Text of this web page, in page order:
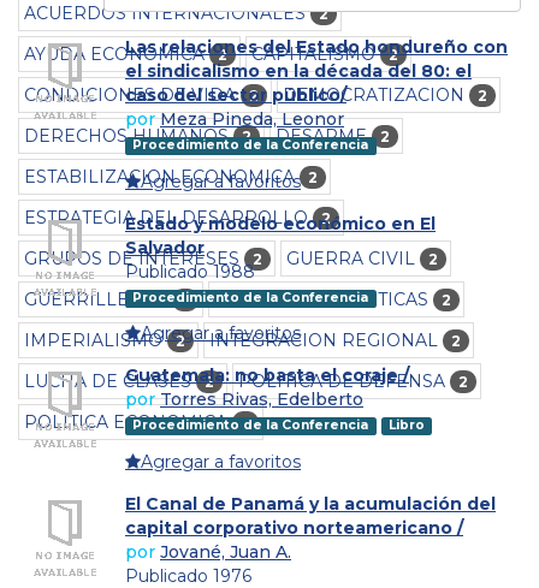
ACUERDOS INTERNACIONALES 2
AYUDA ECONOMICA 2 CAPITALISMO 2
CONDICIONES DE VIDA 2 DEMOCRATIZACION 2
DERECHOS HUMANOS 2 DESARME 2
ESTABILIZACION ECONOMICA 2
ESTRATEGIA DEL DESARROLLO 2
GRUPOS DE INTERESES 2 GUERRA CIVIL 2
GUERRILLEROS 2 IDEOLOGIAS POLITICAS 2
IMPERIALISMO 2 INTEGRACION REGIONAL 2
LUCHA DE CLASES 2 POLITICA DE DEFENSA 2
POLITICA ECONOMICA 2
Las relaciones del Estado hondureño con
el sindicalismo en la década del 80: el
caso del sector público/
porMeza Pineda, Leonor
Procedimiento de la Conferencia
Agregar a favoritos
Estado y modelo económico en El
Salvador
Publicado 1988
Procedimiento de la Conferencia
Agregar a favoritos
Guatemala: no basta el coraje /
porTorres Rivas, Edelberto
Procedimiento de la Conferencia Libro
Agregar a favoritos
El Canal de Panamá y la acumulación del
capital corporativo norteamericano /
por Jované, Juan A.
Publicado 1976